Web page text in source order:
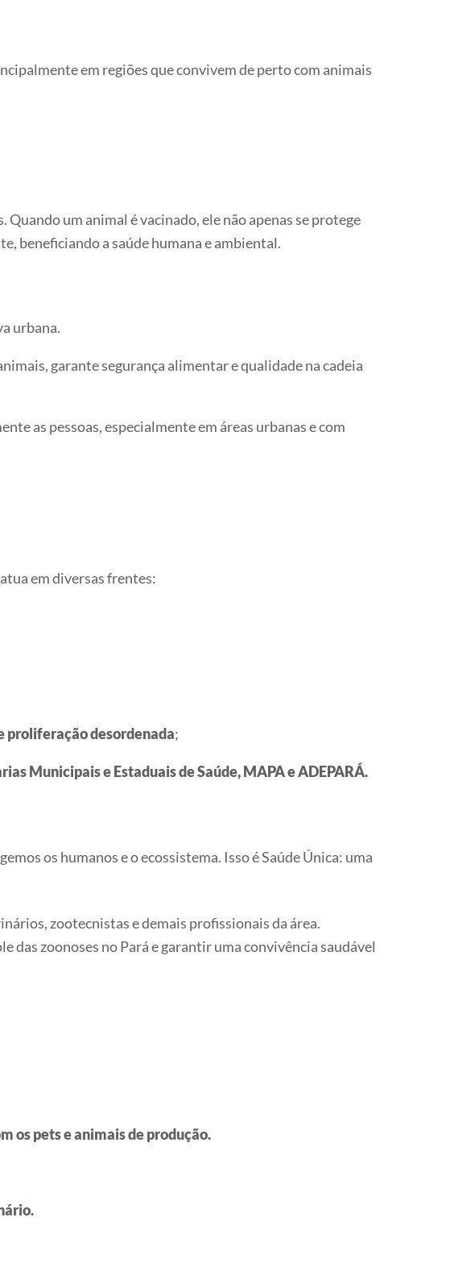
em regiões que convivem de perto com animais
Quando um animal é vacinado, ele não apenas se protege
beneficiando a saúde humana e ambiental.
urbana.
garante segurança alimentar e qualidade na cadeia
as pessoas, especialmente em áreas urbanas e com
em diversas frentes:
proliferação desordenada;
Municipais e Estaduais de Saúde, MAPA e ADEPARÁ.
os humanos e o ecossistema. Isso é Saúde Única: uma
zootecnistas e demais profissionais da área.
das zoonoses no Pará e garantir uma convivência saudável
os pets e animais de produção.